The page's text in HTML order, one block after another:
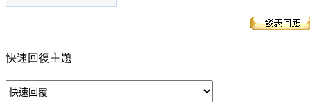
快速回復主題